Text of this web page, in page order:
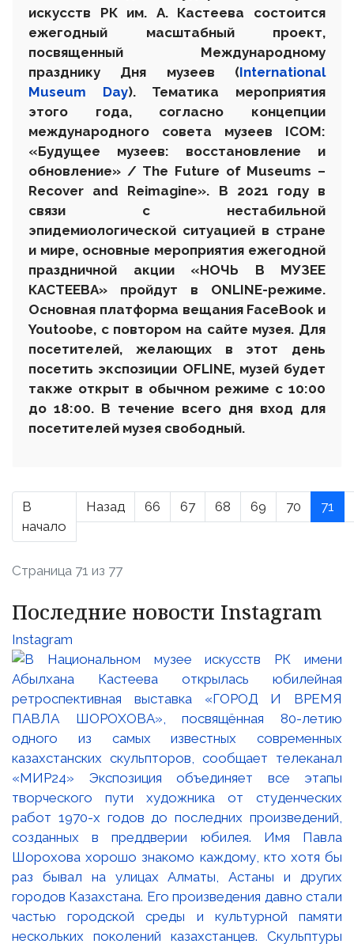
искусств РК им. А. Кастеева состоится
ежегодный масштабный проект,
посвященный Международному
празднику Дня музеев (International
Museum Day). Тематика мероприятия
этого года, согласно концепции
международного совета музеев ICOM:
«Будущее музеев: восстановление и
обновление» / The Future of Museums –
Recover and Reimagine». В 2021 году в
связи с нестабильной
эпидемиологической ситуацией в стране
и мире, основные мероприятия ежегодной
праздничной акции «НОЧЬ В МУЗЕЕ
КАСТЕЕВА» пройдут в ONLINE-режиме.
Основная платформа вещания FaceBook и
Youtoobe, с повтором на сайте музея. Для
посетителей, желающих в этот день
посетить экспозиции OFLINE, музей будет
также открыт в обычном режиме с 10:00
до 18:00. В течение всего дня вход для
посетителей музея свободный.
В
начало
Назад 66 67 68 69 70 71
Страница 71 из 77
Последние новости Instagram
Instagram